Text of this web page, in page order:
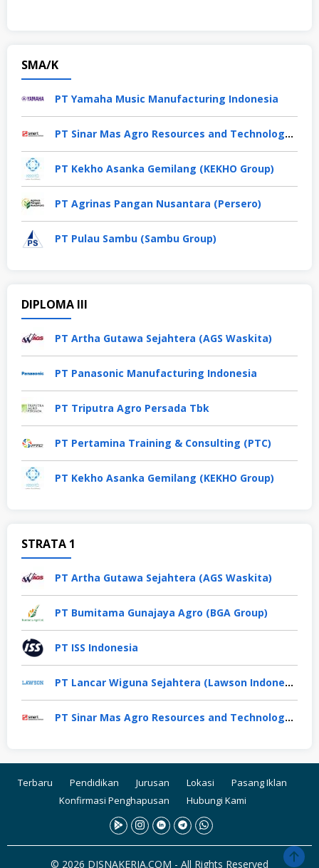
SMA/K
PT Yamaha Music Manufacturing Indonesia
PT Sinar Mas Agro Resources and Technology Tbk
PT Kekho Asanka Gemilang (KEKHO Group)
PT Agrinas Pangan Nusantara (Persero)
PT Pulau Sambu (Sambu Group)
DIPLOMA III
PT Artha Gutawa Sejahtera (AGS Waskita)
PT Panasonic Manufacturing Indonesia
PT Triputra Agro Persada Tbk
PT Pertamina Training & Consulting (PTC)
PT Kekho Asanka Gemilang (KEKHO Group)
STRATA 1
PT Artha Gutawa Sejahtera (AGS Waskita)
PT Bumitama Gunajaya Agro (BGA Group)
PT ISS Indonesia
PT Lancar Wiguna Sejahtera (Lawson Indonesia)
PT Sinar Mas Agro Resources and Technology Tbk
Terbaru Pendidikan Jurusan Lokasi
Pasang Iklan
Konfirmasi Penghapusan
Hubungi Kami
© 2026 DISNAKERJA.COM - All Rights Reserved